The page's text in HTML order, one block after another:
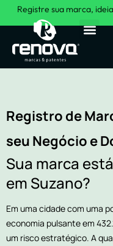
Registre sua marca,
Registro de
seu Negócio e
Sua marca
em Suzano?
Em uma cidade com uma
economia pulsante em
um risco estratégico. A